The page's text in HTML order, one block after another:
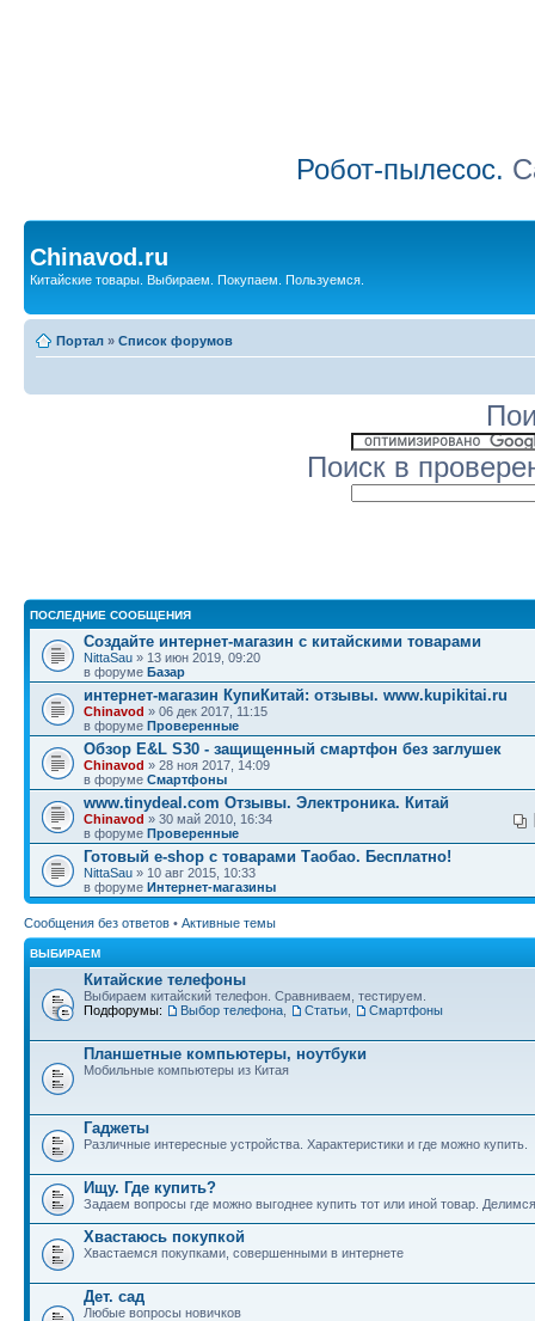
Робот-пылесос.
Chinavod.ru
Китайские товары. Выбираем. Покупаем. Пользуемся.
Портал » Список форумов
Поиск в
ПОСЛЕДНИЕ СООБЩЕНИЯ
Создайте интернет-магазин с китайскими товарами
NittaSau » 13 июн 2019, 09:20
в форуме Базар
интернет-магазин КупиКитай: отзывы. www.kupikitai.ru
Chinavod » 06 дек 2017, 11:15
в форуме Проверенные
Обзор E&L S30 - защищенный смартфон без заглушек
Chinavod » 28 ноя 2017, 14:09
в форуме Смартфоны
www.tinydeal.com Отзывы. Электроника. Китай
Chinavod » 30 май 2010, 16:34
в форуме Проверенные
Готовый e-shop с товарами Таобао. Бесплатно!
NittaSau » 10 авг 2015, 10:33
в форуме Интернет-магазины
Сообщения без ответов • Активные темы
ВЫБИРАЕМ
Китайские телефоны
Выбираем китайский телефон. Сравниваем, тестируем.
Подфорумы:
Выбор телефона Статьи Смартфоны
Планшетные компьютеры, ноутбуки
Мобильные компьютеры из Китая
Гаджеты
Различные интересные устройства. Характеристики и где можно купить.
Ищу. Где купить?
Задаем вопросы где можно выгоднее купить тот или иной товар.
Хвастаюсь покупкой
Хвастаемся покупками, совершенными в интернете
Дет. сад
Любые вопросы новичков